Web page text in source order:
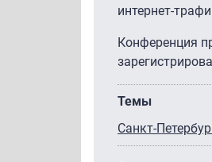
интернет-
Конференция
Темы
Санкт-